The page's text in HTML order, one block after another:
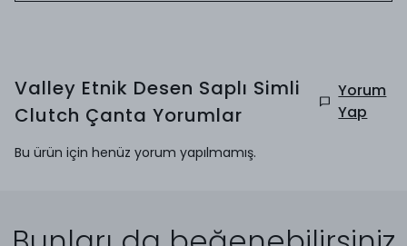
Valley Etnik Desen Saplı Simli
Clutch Çanta Yorumlar
Yorum
Yap
Bu ürün için henüz yorum yapılmamış.